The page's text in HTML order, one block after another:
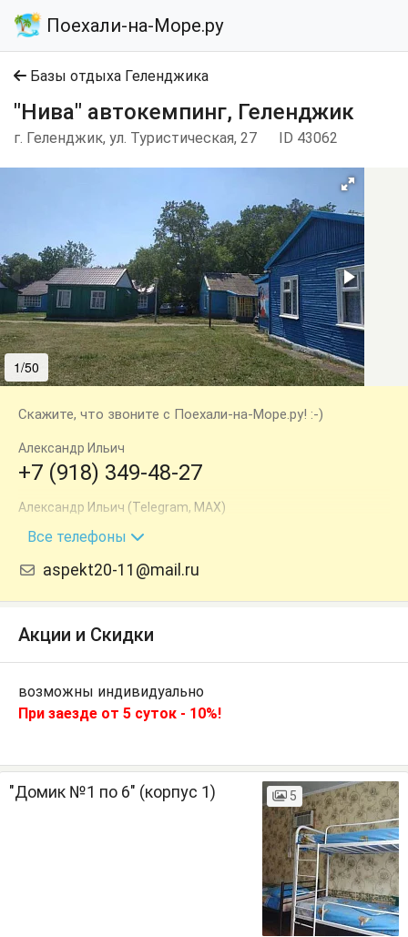
Поехали-на-Море.ру
Базы отдыха Геленджика
"Нива" автокемпинг, Геленджик
г. Геленджик, ул. Туристическая, 27 ID 43062
1/50
Скажите, что звоните с Поехали-на-Море.ру! :-)
Александр Ильич
+7 (918) 349-48-27
Александр Ильич (Telegram, MAX)
+7 (988) 351-99-18
Все телефоны
aspekt20-11@mail.ru
Акции и Скидки
возможны индивидуально
При заезде от 5 суток - 10%!
"Домик №1 по 6" (корпус 1) 5